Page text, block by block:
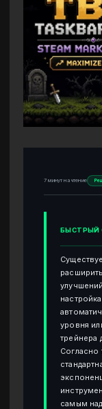
7 минут на чтение
БЫСТРЫЙ
уровня
трейнера
Согласно
самым